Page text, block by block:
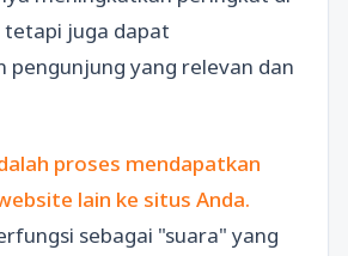
tetapi juga dapat
pengunjung yang relevan dan
proses mendapatkan
lain ke situs Anda.
sebagai "suara" yang